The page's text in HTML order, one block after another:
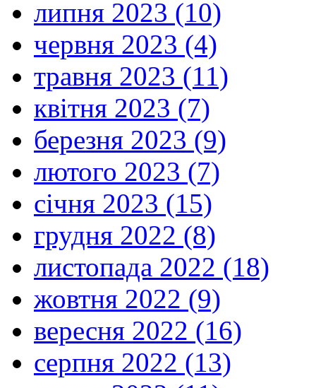
липня 2023 (10)
червня 2023 (4)
травня 2023 (11)
квітня 2023 (7)
березня 2023 (9)
лютого 2023 (7)
січня 2023 (15)
грудня 2022 (8)
листопада 2022 (18)
жовтня 2022 (9)
вересня 2022 (16)
серпня 2022 (13)